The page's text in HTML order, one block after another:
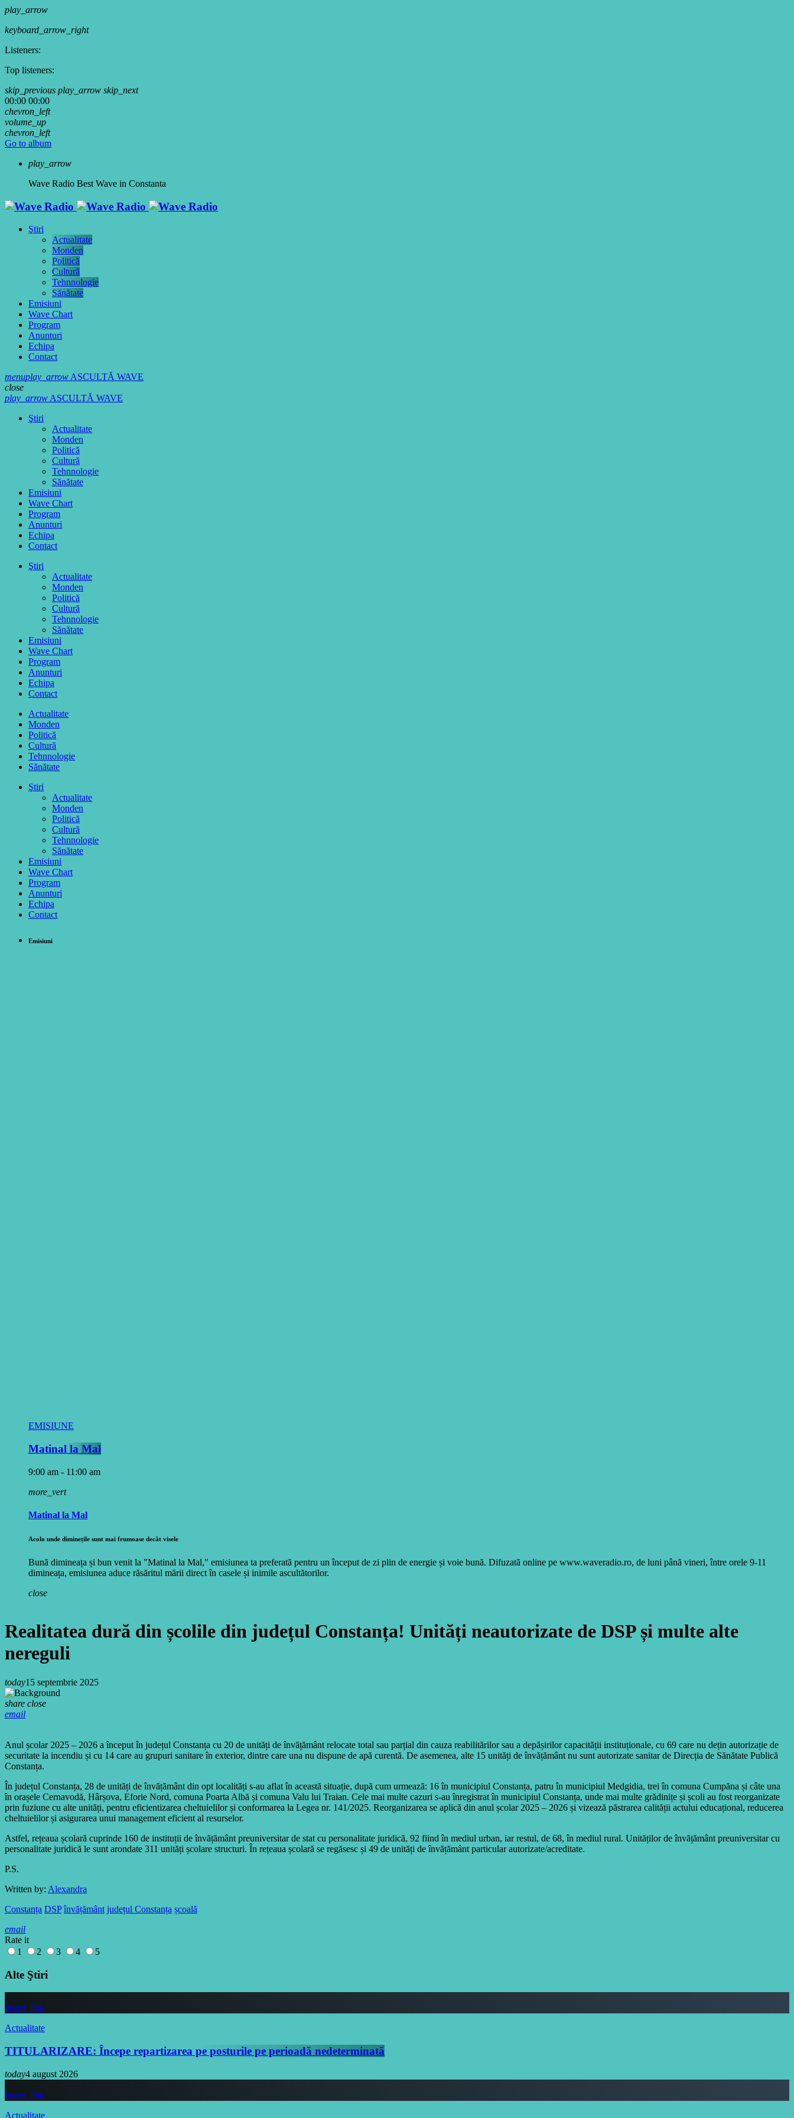
play_arrow
keyboard_arrow_right
Listeners:
Top listeners:
skip_previous play_arrow skip_next
00:00 00:00
chevron_left
volume_up
chevron_left
Go to album
play_arrow
Wave Radio Best Wave in Constanta
Ştiri
Actualitate
Monden
Politică
Cultură
Tehnnologie
Sănătate
Emisiuni
Wave Chart
Program
Anunturi
Echipa
Contact
menuplay_arrowASCULTĂ WAVE
close
play_arrowASCULTĂ WAVE
Ştiri
Actualitate
Monden
Politică
Cultură
Tehnnologie
Sănătate
Emisiuni
Wave Chart
Program
Anunturi
Echipa
Contact
Ştiri
Actualitate
Monden
Politică
Cultură
Tehnnologie
Sănătate
Emisiuni
Wave Chart
Program
Anunturi
Echipa
Contact
Actualitate
Monden
Politică
Cultură
Tehnnologie
Sănătate
Ştiri
Actualitate
Monden
Politică
Cultură
Tehnnologie
Sănătate
Emisiuni
Wave Chart
Program
Anunturi
Echipa
Contact
Emisiuni
EMISIUNE
Matinal la Mal
9:00 am - 11:00 am
more_vert
Matinal la Mal
Acolo unde diminețile sunt mai frumoase decât visele
Bună dimineața și bun venit la "Matinal la Mal," emisiunea ta preferată pentru un început de zi plin de energie și voie bună. Difuzată online pe www.waveradio.ro, de luni până vineri, între orele 9-11
dimineața, emisiunea aduce răsăritul mării direct în casele și inimile ascultătorilor.
close
Realitatea dură din școlile din județul Constanța! Unități neautorizate de DSP și multe alte
nereguli
today15 septembrie 2025
share close
email
Anul școlar 2025 – 2026 a început în județul Constanța cu 20 de unități de învățământ relocate total sau parțial din cauza reabilitărilor sau a depășirilor capacității instituționale, cu 69 care nu dețin autorizație de
securitate la incendiu și cu 14 care au grupuri sanitare în exterior, dintre care una nu dispune de apă curentă. De asemenea, alte 15 unități de învățământ nu sunt autorizate sanitar de Direcția de Sănătate Publică
Constanța.
În județul Constanța, 28 de unități de învățământ din opt localități s-au aflat în această situație, după cum urmează: 16 în municipiul Constanța, patru în municipiul Medgidia, trei în comuna Cumpăna și câte una
în orașele Cernavodă, Hârșova, Eforie Nord, comuna Poarta Albă și comuna Valu lui Traian. Cele mai multe cazuri s-au înregistrat în municipiul Constanța, unde mai multe grădinițe și școli au fost reorganizate
prin fuziune cu alte unități, pentru eficientizarea cheltuielilor și conformarea la Legea nr. 141/2025. Reorganizarea se aplică din anul școlar 2025 – 2026 și vizează păstrarea calității actului educațional, reducerea
cheltuielilor și asigurarea unui management eficient al resurselor.
Astfel, rețeaua școlară cuprinde 160 de instituții de învățământ preuniversitar de stat cu personalitate juridică, 92 fiind în mediul urban, iar restul, de 68, în mediul rural. Unităților de învățământ preuniversitar cu
personalitate juridică le sunt arondate 311 unități școlare structuri. În rețeaua școlară se regăsesc și 49 de unități de învățământ particular autorizate/acreditate.
P.S.
Written by: Alexandra
Constanța DSP învățământ județul Constanța școală
email
Rate it
1
2 3 4 5
Alte Ştiri
insert_link
Actualitate
TITULARIZARE: Începe repartizarea pe posturile pe perioadă nedeterminată
today4 august 2026
insert_link
Actualitate